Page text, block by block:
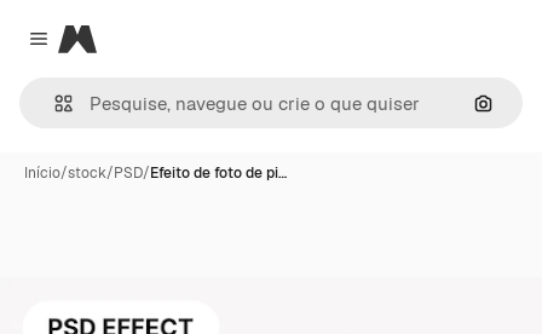
Close menu
Magnific
Início/stock/PSD/Efeito de foto de pi…